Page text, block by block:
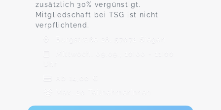
zusätzlich 30% vergünstigt.
Mitgliedschaft bei TSG ist nicht
verpflichtend.
Burgstraße 28, 57072 Siegen
Mittwoch, 09.09., 10:00 - 11:00
Ab 14,00 €
Max. 20 TeilnehmerInnen